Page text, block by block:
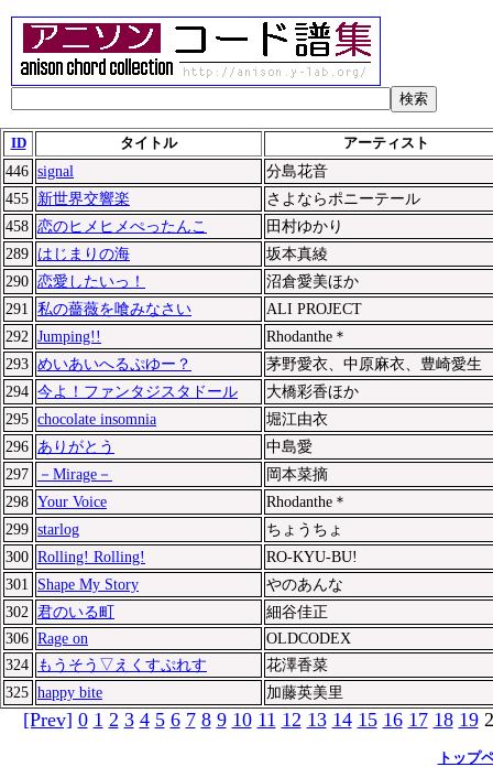
検索
ID タイトル アーティスト
446 signal
分島花音
455 新世界交響楽
さよならポニーテール
458 恋のヒメヒメぺったんこ
田村ゆかり
289 はじまりの海
坂本真綾
290 恋愛したいっ！
沼倉愛美ほか
291 私の薔薇を喰みなさい
ALI PROJECT
292 Jumping!!
Rhodanthe＊
293 めいあいへるぷゆー？
茅野愛衣、中原麻衣、豊崎愛生
294 今よ！ファンタジスタドール
大橋彩香ほか
295 chocolate insomnia
堀江由衣
296 ありがとう
中島愛
297
－Mirage－
岡本菜摘
298 Your Voice
Rhodanthe＊
299 starlog
ちょうちょ
300 Rolling! Rolling!
RO-KYU-BU!
301
Shape My Story
やのあんな
302 君のいる町
細谷佳正
306 Rage on
OLDCODEX
324
もうそう▽えくすぷれす
花澤香菜
325 happy bite 加藤英美里
[Prev] 0 1 2 3 4 5 6 7 8 9 10 11 12 13 14 15 16 17 18 19
トップ